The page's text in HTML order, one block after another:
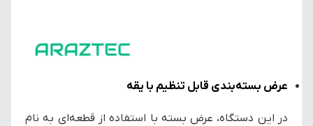
عرض بسته‌بندی قابل تنظیم با یقه
در این دستگاه، عرض بسته با استفاده از قطعه‌ای به نام